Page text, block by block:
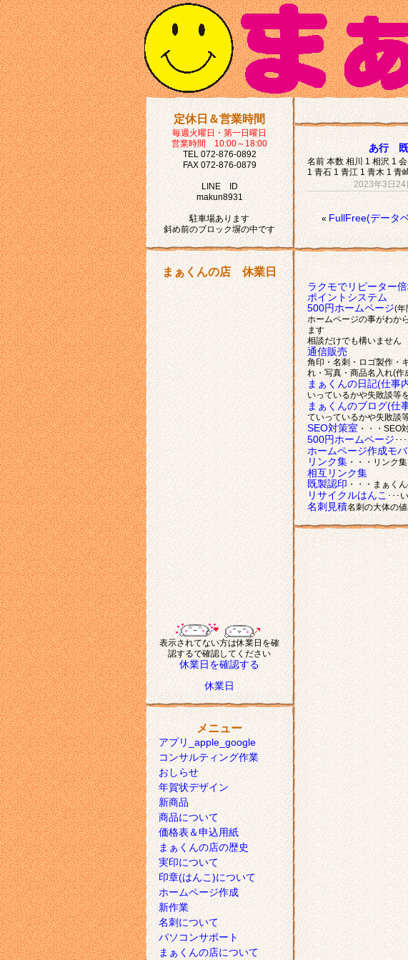
定休日＆営業時間
毎週火曜日・第一日曜日
営業時間 10:00～18:00
TEL 072-876-0892
FAX 072-876-0879
LINE ID
makun8931
駐車場あります
斜め前のブロック塀の中です
まぁくんの店 休業日
表示されてない方は休業日を確
認するで確認してください
休業日を確認する
休業日
メニュー
アプリ_apple_google
コンサルティング作業
おしらせ
年賀状デザイン
新商品
商品について
価格表＆申込用紙
まぁくんの店の歴史
実印について
印章(はんこ)について
ホームページ作成
新作業
名刺について
パソコンサポート
まぁくんの店について
あ行 既
名前 本数 相川 1 相沢 1
1 青石 1 青江 1 青木 1 青
2023年3日24
«FullFree(データ
ラクモでリピーター
ポイントシステム
500円ホームページ(年
ホームページの事がわか
ます
相談だけでも構いません
通信販売
角印・名刺・ロゴ製作・
れ・写真・商品名入れ(作
まぁくんの日記(仕事
いっているかや失敗談等
まぁくんのブログ(仕
ていっているかや失敗談
SEO対策室 ・・・SEO
500円ホームページ･･
ホームページ作成モ
リンク集・・・リンク集
相互リンク集
既製認印・・・まぁく
リサイクルはんこ･･･
名刺見積名刺の大体の